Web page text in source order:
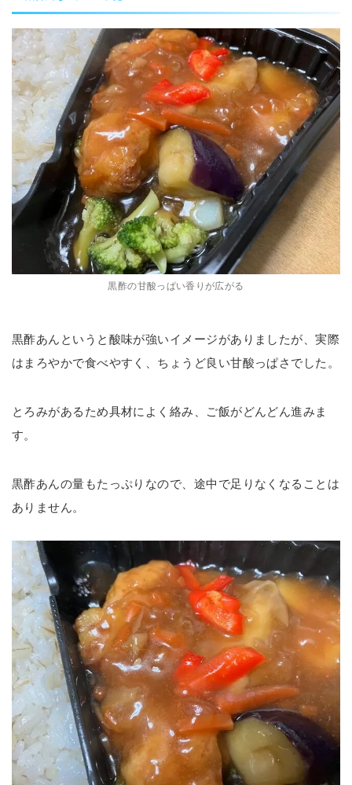
黒酢の甘酸っぱい香りが広がる
黒酢あんというと酸味が強いイメージがありましたが、実際
はまろやかで食べやすく、ちょうど良い甘酸っぱさでした。
とろみがあるため具材によく絡み、ご飯がどんどん進みま
す。
黒酢あんの量もたっぷりなので、途中で足りなくなることは
ありません。